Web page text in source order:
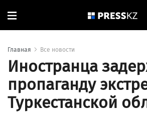
Главная Все новости
Иностранца
пропаганду
Туркестанской